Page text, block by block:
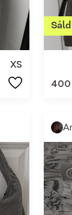
XS
400